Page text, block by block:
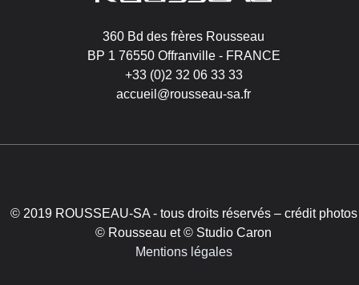
360 Bd des frères Rousseau
BP 1 76550 Offranville - FRANCE
+33 (0)2 32 06 33 33
accueil@rousseau-sa.fr
© 2019 ROUSSEAU-SA - tous droits réservés – crédit photos
© Rousseau et © Studio Caron
Mentions légales